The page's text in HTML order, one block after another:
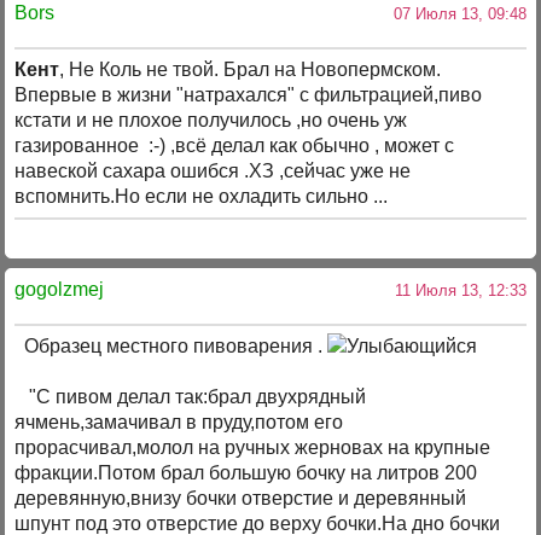
Bors 07 Июля 13, 09:48
Кент, Не Коль не твой. Брал на Новопермском.
Впервые в жизни "натрахался" с фильтрацией,пиво
кстати и не плохое получилось ,но очень уж
газированное :-) ,всё делал как обычно , может с
навеской сахара ошибся .ХЗ ,сейчас уже не
вспомнить.Но если не охладить сильно ...
gogolzmej 11 Июля 13, 12:33
Образец местного пивоварения .
"С пивом делал так:брал двухрядный
ячмень,замачивал в пруду,потом его
прорасчивал,молол на ручных жерновах на крупные
фракции.Потом брал большую бочку на литров 200
деревянную,внизу бочки отверстие и деревянный
шпунт под это отверстие до верху бочки.На дно бочки